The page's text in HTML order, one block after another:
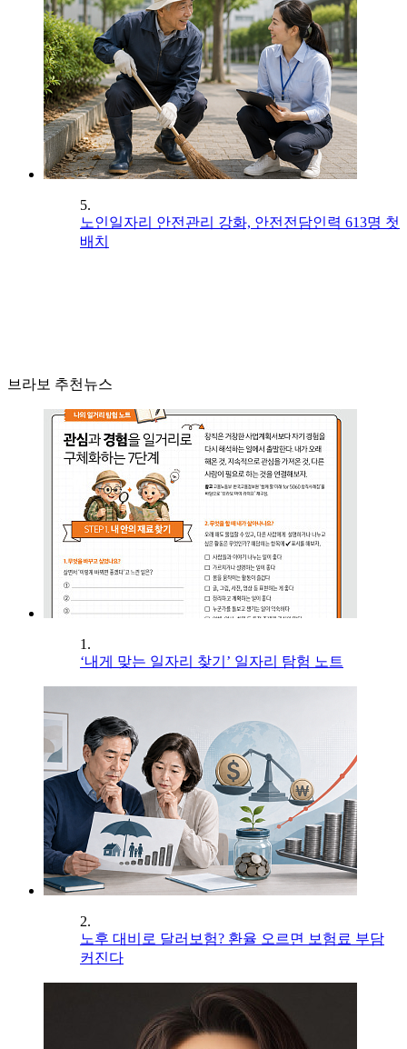
5.
노인일자리 안전관리 강화, 안전전담인력 613명 첫
배치
브라보 추천뉴스
1.
‘내게 맞는 일자리 찾기’ 일자리 탐험 노트
2.
노후 대비로 달러보험? 환율 오르면 보험료 부담
커진다